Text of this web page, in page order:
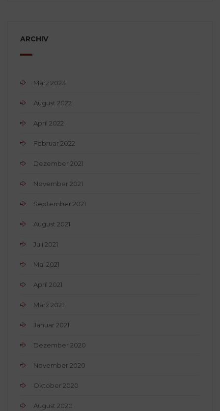
ARCHIV
März 2023
August 2022
April 2022
Februar 2022
Dezember 2021
November 2021
September 2021
August 2021
Juli 2021
Mai 2021
April 2021
März 2021
Januar 2021
Dezember 2020
November 2020
Oktober 2020
August 2020